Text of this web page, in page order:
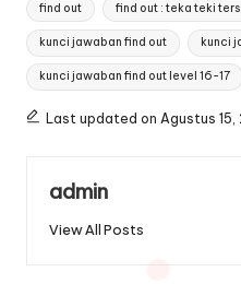
find out find out : teka teki
kunci jawaban find out kunci
kunci jawaban find out level 16-17
Last updated on Agustus 15,
admin
View All Posts